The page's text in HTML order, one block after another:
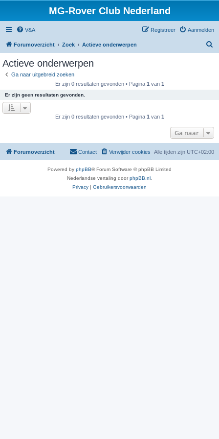
MG-Rover Club Nederland
V&A Aanmelden
Registreer
Forumoverzicht Zoek Actieve onderwerpen
Actieve onderwerpen
Ga naar uitgebreid zoeken
Er zijn 0 resultaten gevonden • Pagina 1 van 1
Er zijn geen resultaten gevonden.
Er zijn 0 resultaten gevonden • Pagina 1 van 1
Ga naar
Forumoverzicht Alle tijden zijn UTC+02:00
Verwijder cookies
Contact
Powered by phpBB® Forum Software © phpBB Limited
Nederlandse vertaling doorphpBB.nl
Privacy | Gebruikersvoorwaarden